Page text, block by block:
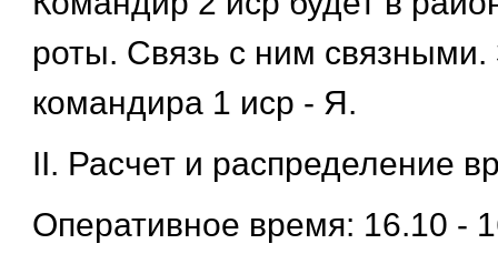
роты. Связь с ним связными.
командира 1 иср - Я.
II. Расчет и распределение
Оперативное время: 16.10 -